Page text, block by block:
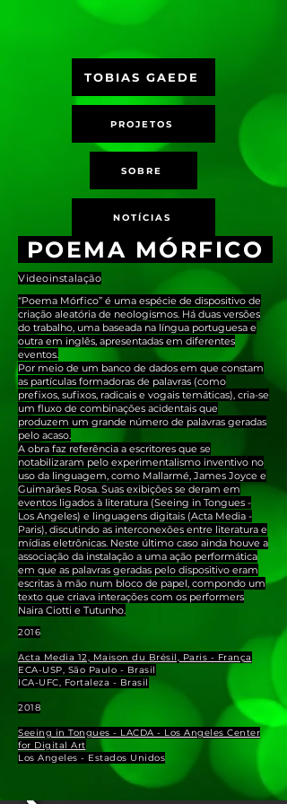
TOBIAS GAEDE
PROJETOS
SOBRE
NOTÍCIAS
POEMA MÓRFICO
Videoinstalação
“Poema Mórfico” é uma espécie de dispositivo de
criação aleatória de neologismos. Há duas versões
do trabalho, uma baseada na língua portuguesa e
outra em inglês, apresentadas em diferentes
eventos.
Por meio de um banco de dados em que constam
as partículas formadoras de palavras (como
prefixos, sufixos, radicais e vogais temáticas), cria-se
um fluxo de combinações acidentais que
produzem um grande número de palavras geradas
pelo acaso.
A obra faz referência a escritores que se
notabilizaram pelo experimentalismo inventivo no
uso da linguagem, como Mallarmé, James Joyce e
Guimarães Rosa. Suas exibições se deram em
eventos ligados à literatura (Seeing in Tongues -
Los Angeles) e linguagens digitais (Acta Media -
Paris), discutindo as interconexões entre literatura e
mídias eletrônicas. Neste último caso ainda houve a
associação da instalação a uma ação performática
em que as palavras geradas pelo dispositivo eram
escritas à mão num bloco de papel, compondo um
texto que criava interações com os performers
Naira Ciotti e Tutunho.
2016
Acta Media 12, Maison du Brésil, Paris - França
ECA-USP, São Paulo - Brasil
ICA-UFC, Fortaleza - Brasil
2018
Seeing in Tongues - LACDA - Los Angeles Center
for Digital Art
Los Angeles - Estados Unidos